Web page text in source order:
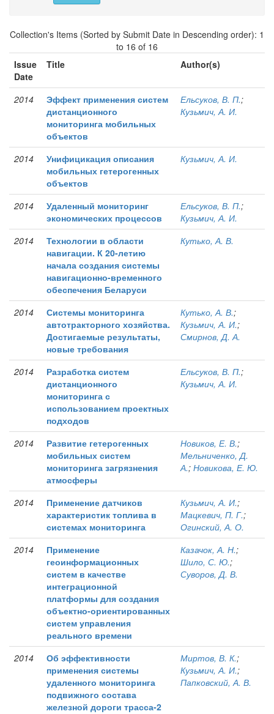
Collection's Items (Sorted by Submit Date in Descending order): 1
to 16 of 16
Issue
Date
Title Author(s)
2014
Эффект применения систем
дистанционного
мониторинга мобильных
объектов
Ельсуков, В. П.;
Кузьмич, А. И.
2014
Унифицикация описания
мобильных гетерогенных
объектов
Кузьмич, А. И.
2014
Удаленный мониторинг
экономических процессов
Ельсуков, В. П.;
Кузьмич, А. И.
2014
Технологии в области
навигации. К 20-летию
начала создания системы
навигационно-временного
обеспечения Беларуси
Кутько, А. В.
2014
Системы мониторинга
автотракторного хозяйства.
Достигаемые результаты,
новые требования
Кутько, А. В.;
Кузьмич, А. И.;
Смирнов, Д. А.
2014
Разработка систем
дистанционного
мониторинга с
использованием проектных
подходов
Ельсуков, В. П.;
Кузьмич, А. И.
2014
Развитие гетерогенных
мобильных систем
мониторинга загрязнения
атмосферы
Новиков, Е. В.;
Мельниченко, Д.
А.; Новикова, Е. Ю.
2014
Применение датчиков
характеристик топлива в
системах мониторинга
Кузьмич, А. И.;
Мацкевич, П. Г.;
Огинский, А. О.
2014
Применение
геоинформационных
систем в качестве
интеграционной
платформы для создания
объектно-ориентированных
систем управления
реального времени
Казачок, А. Н.;
Шило, С. Ю.;
Суворов, Д. В.
2014
Об эффективности
применения системы
удаленного мониторинга
подвижного состава
железной дороги трасса-2
Миртов, В. К.;
Кузьмич, А. И.;
Папковский, А. В.